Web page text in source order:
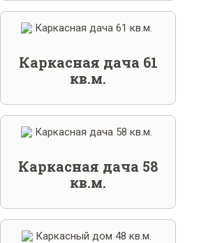
Каркасная дача 61
кв.м.
Каркасная дача 58
кв.м.